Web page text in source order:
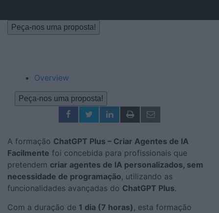
Peça-nos uma proposta!
Overview
Peça-nos uma proposta!
A formação ChatGPT Plus – Criar Agentes de IA
Facilmente foi concebida para profissionais que
pretendem criar agentes de IA personalizados, sem
necessidade de programação, utilizando as
funcionalidades avançadas do ChatGPT Plus.
Com a duração de 1 dia (7 horas) , esta formação